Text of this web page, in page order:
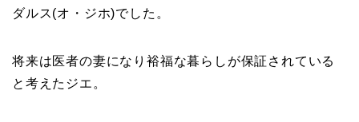
ダルス(オ・ジホ)でした。
将来は医者の妻になり裕福な暮らしが保証されている
と考えたジエ。